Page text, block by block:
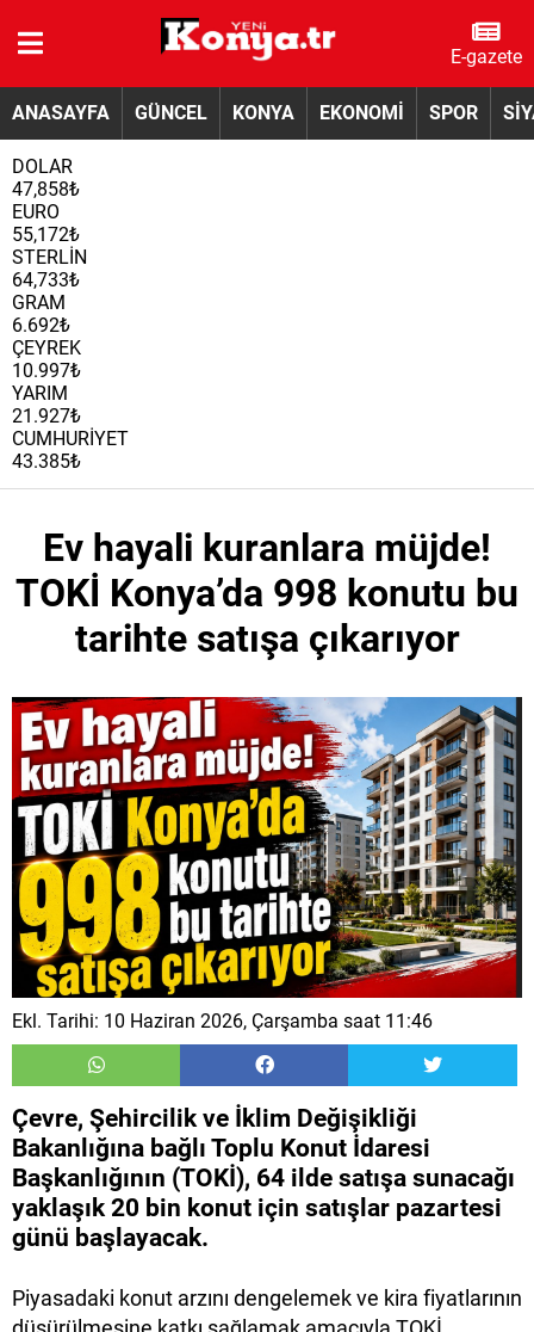
E-gazete
ANASAYFA GÜNCEL KONYA EKONOMİ SPOR
DOLAR
47,858₺
EURO
55,172₺
STERLİN
64,733₺
GRAM
6.692₺
ÇEYREK
10.997₺
YARIM
21.927₺
CUMHURİYET
43.385₺
Ev hayali kuranlara müjde!
TOKİ Konya’da 998 konutu bu
tarihte satışa çıkarıyor
Ekl. Tarihi: 10 Haziran 2026, Çarşamba saat 11:46
Çevre, Şehircilik ve İklim Değişikliği
Bakanlığına bağlı Toplu Konut İdaresi
Başkanlığının (TOKİ), 64 ilde satışa sunacağı
yaklaşık 20 bin konut için satışlar pazartesi
günü başlayacak.
Piyasadaki konut arzını dengelemek ve kira fiyatlarının